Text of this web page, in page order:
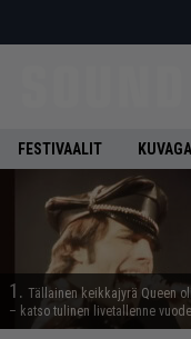
FESTIVAALIT
1. Tällainen keikkajyrä Queen
– katso tulinen livetallenne